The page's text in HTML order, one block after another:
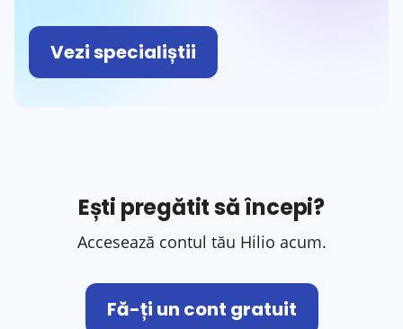
Vezi specialiștii
Ești pregătit să începi?
Accesează contul tău Hilio acum.
Fă-ți un cont gratuit